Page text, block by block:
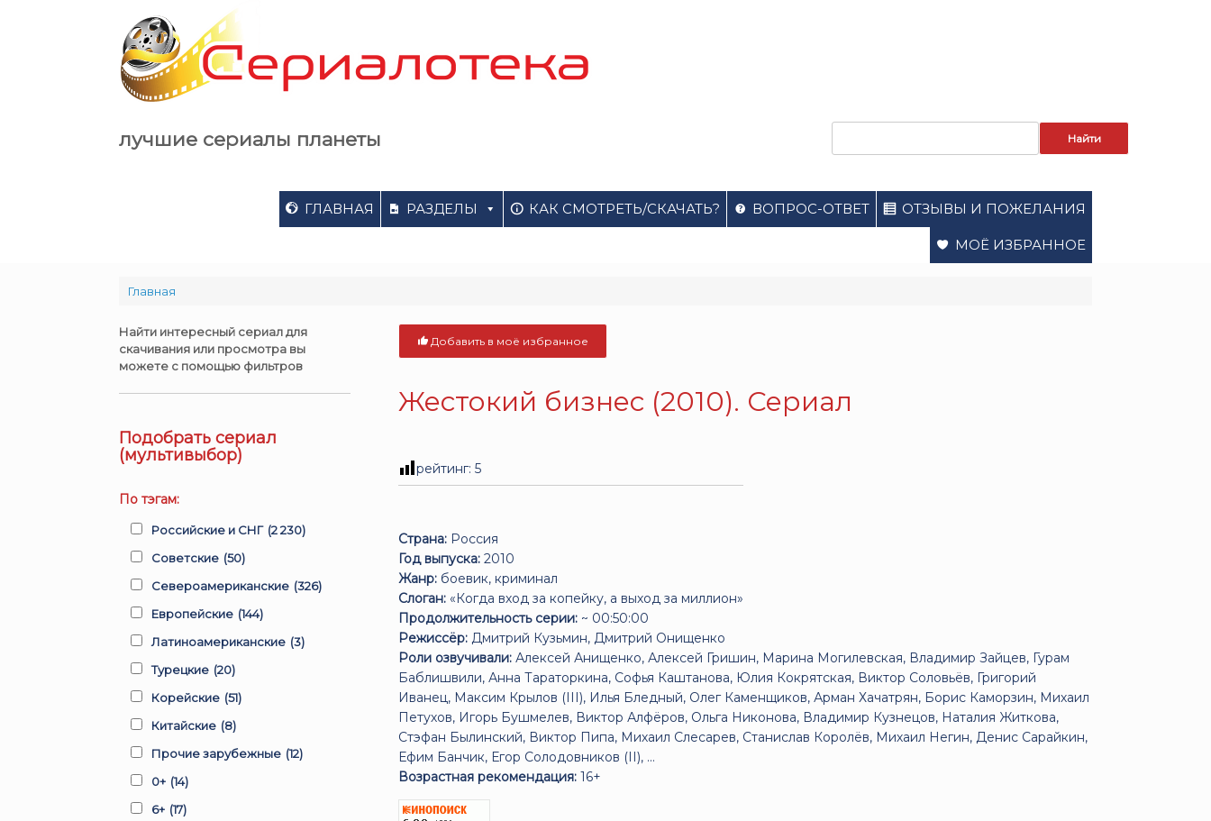
лучшие сериалы планеты
ГЛАВНАЯ РАЗДЕЛЫ КАК СМОТРЕТЬ/СКАЧАТЬ? ВОПРОС-ОТВЕТ ОТЗЫВЫ И ПОЖЕЛАНИЯ
МОЁ ИЗБРАННОЕ
Главная
Добавить в моё избранное
Жестокий бизнес (2010). Сериал
рейтинг:5
Страна: Россия
Год выпуска: 2010
Жанр: боевик, криминал
Слоган: «Когда вход за копейку, а выход за миллион»
Продолжительность серии: ~ 00:50:00
Режиссёр: Дмитрий Кузьмин, Дмитрий Онищенко
Роли озвучивали: Алексей Анищенко, Алексей Гришин, Марина Могилевская, Владимир Зайцев, Гурам
Баблишвили, Анна Тараторкина, Софья Каштанова, Юлия Кокрятская, Виктор Соловьёв, Григорий
Иванец, Максим Крылов (III), Илья Бледный, Олег Каменщиков, Арман Хачатрян, Борис Каморзин, Михаил
Петухов, Игорь Бушмелев, Виктор Алфёров, Ольга Никонова, Владимир Кузнецов, Наталия Житкова,
Стэфан Былинский, Виктор Пипа, Михаил Слесарев, Станислав Королёв, Михаил Негин, Денис Сарайкин,
Ефим Банчик, Егор Солодовников (II), ...
Возрастная рекомендация: 16+
Найти интересный сериал для
скачивания или просмотра вы
можете с помощью фильтров
Подобрать сериал
(мультивыбор)
По тэгам:
Российские и СНГ (2 230)
Советские (50)
Североамериканские (326)
Европейские (144)
Латиноамериканские (3)
Турецкие (20)
Корейские (51)
Китайские (8)
Прочие зарубежные (12)
0+ (14)
6+ (17)